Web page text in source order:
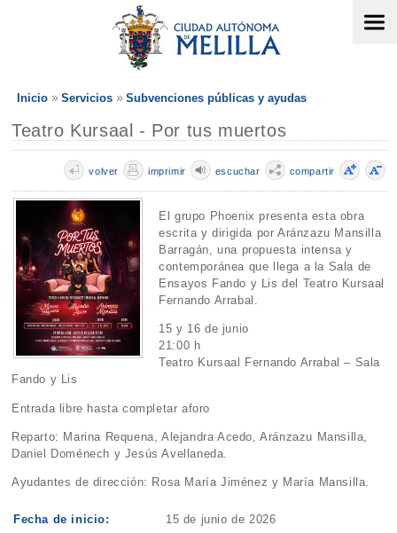
Inicio Servicios Subvenciones públicas y ayudas
Teatro Kursaal - Por tus muertos
compartir
escuchar
imprimir
volver
El grupo Phoenix presenta esta obra
escrita y dirigida por Aránzazu Mansilla
Barragán, una propuesta intensa y
contemporánea que llega a la Sala de
Ensayos Fando y Lis del Teatro Kursaal
Fernando Arrabal.
15 y 16 de junio
21:00 h
Teatro Kursaal Fernando Arrabal – Sala
Fando y Lis
Entrada libre hasta completar aforo
Reparto: Marina Requena, Alejandra Acedo, Aránzazu Mansilla,
Daniel Doménech y Jesús Avellaneda.
Ayudantes de dirección: Rosa María Jiménez y María Mansilla.
Fecha de inicio: 15 de junio de 2026